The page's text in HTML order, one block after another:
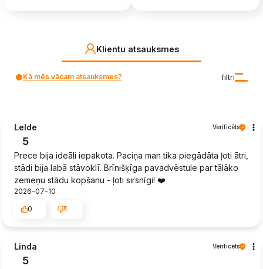
Klientu atsauksmes
filtri
Kā mēs vācam atsauksmes?
Lelde Verificēts
5
Prece bija ideāli iepakota. Paciņa man tika piegādāta ļoti ātri,
stādi bija labā stāvoklī. Brīnišķīga pavadvēstule par tālāko
zemeņu stādu kopšanu - ļoti sirsnīgi! ❤️
2026-07-10
0
1
Linda Verificēts
5